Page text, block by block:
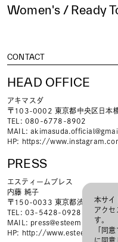
Women's / Ready
CONTACT
HEAD OFFICE
アキマスダ
〒103-0002 東京都中央区日本
TEL: 080-6778-8902
MAIL:
HP: https://
PRESS
エスティームプレス
内藤 純子
〒150-0033 東京都渋谷区猿楽
TEL: 03-5428-0928 ／ FAX:
MAIL: press@esteem.jp
HP: http://www.esteem.jp/
本サイ
アクセ
す。
「同
に同意